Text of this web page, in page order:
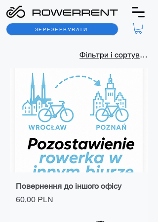
ЗЕРЕЗЕРВУВАТИ
Фільтри і сортування
Повернення до іншого офісу
Ціна
60,00 PLN